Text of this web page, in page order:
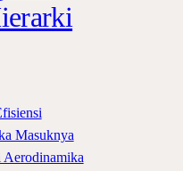
Masuknya
Aerodinamika